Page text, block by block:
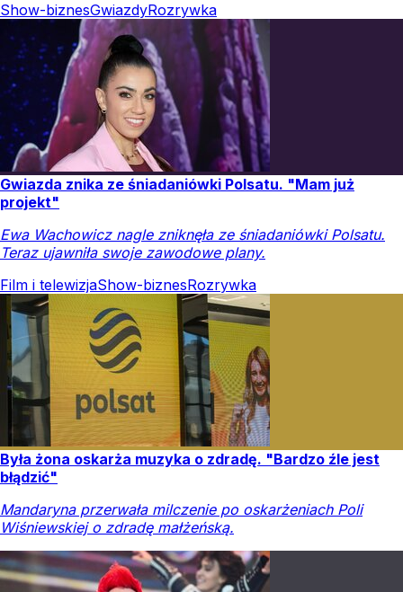
Show-biznesGwiazdyRozrywka
Gwiazda znika ze śniadaniówki Polsatu. "Mam już
projekt"
Ewa Wachowicz nagle zniknęła ze śniadaniówki Polsatu.
Teraz ujawniła swoje zawodowe plany.
Film i telewizjaShow-biznesRozrywka
Była żona oskarża muzyka o zdradę. "Bardzo źle jest
błądzić"
Mandaryna przerwała milczenie po oskarżeniach Poli
Wiśniewskiej o zdradę małżeńską.